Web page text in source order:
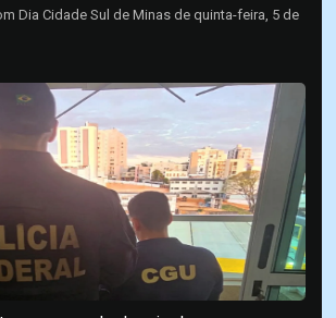
Dia Cidade Sul de Minas de quinta-feira, 5 de